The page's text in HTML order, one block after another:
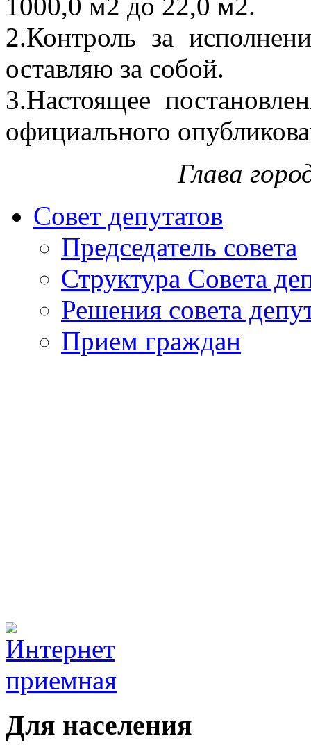
1000,0 м2 до 22,0 м2.
2.Контроль за
оставляю за собой.
3.Настоящее
официального
Глава
Совет депутатов
Председатель совета
Структура Совета
Решения совета
Прием граждан
Для населения